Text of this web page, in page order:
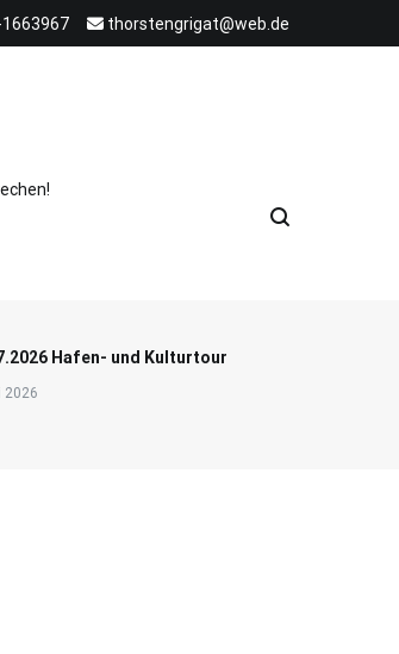
thorstengrigat@web.de
Hafen- und Kulturtour
2026